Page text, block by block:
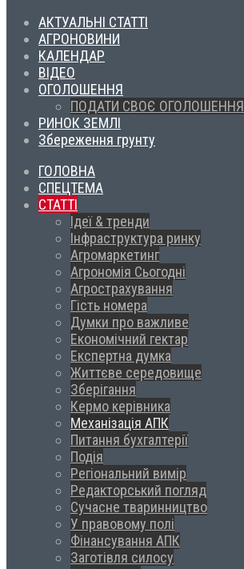
АКТУАЛЬНІ СТАТТІ
АГРОНОВИНИ
КАЛЕНДАР
ВІДЕО
ОГОЛОШЕННЯ
ПОДАТИ СВОЄ ОГОЛОШЕННЯ
РИНОК ЗЕМЛІ
Збереження грунту
ГОЛОВНА
СПЕЦТЕМА
СТАТТІ
Ідеї & тренди
Інфраструктура ринку
Агромаркетинг
Агрономія Сьогодні
Агрострахування
Гість номера
Думки про важливе
Економічний гектар
Експертна думка
Життєве середовище
Зберігання
Кермо керівника
Механізація АПК
Питання бухгалтерії
Подія
Регіональний вимір
Редакторський погляд
Сучасне тваринництво
У правовому полі
Фінансування АПК
Заготівля силосу